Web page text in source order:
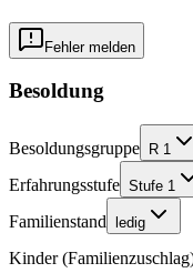
Fehler melden
Besoldung
Besoldungsgruppe R 1
Erfahrungsstufe Stufe 1
Familienstand ledig
Kinder